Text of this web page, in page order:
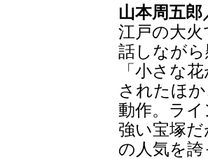
山本周五郎
江戸の大
話しなが
「小さな
されたほ
動作。ラ
強い宝塚
の人気を